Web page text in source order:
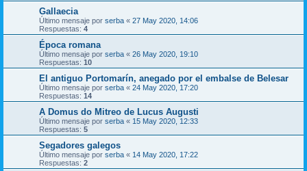
Gallaecia
Último mensaje por serba « 27 May 2020, 14:06
Respuestas: 4
Época romana
Último mensaje por serba « 26 May 2020, 19:10
Respuestas: 10
El antiguo Portomarín, anegado por el embalse de Belesar
Último mensaje por serba « 24 May 2020, 17:20
Respuestas: 14
A Domus do Mitreo de Lucus Augusti
Último mensaje por serba « 15 May 2020, 12:33
Respuestas: 5
Segadores galegos
Último mensaje por serba « 14 May 2020, 17:22
Respuestas: 2